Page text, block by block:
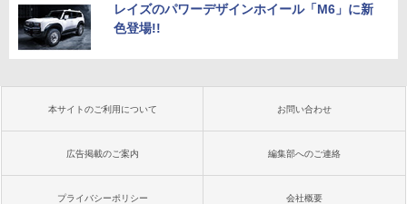
レイズのパワーデザインホイール「M6」に新
色登場!!
本サイトのご利用について お問い合わせ
広告掲載のご案内 編集部へのご連絡
プライバシーポリシー 会社概要